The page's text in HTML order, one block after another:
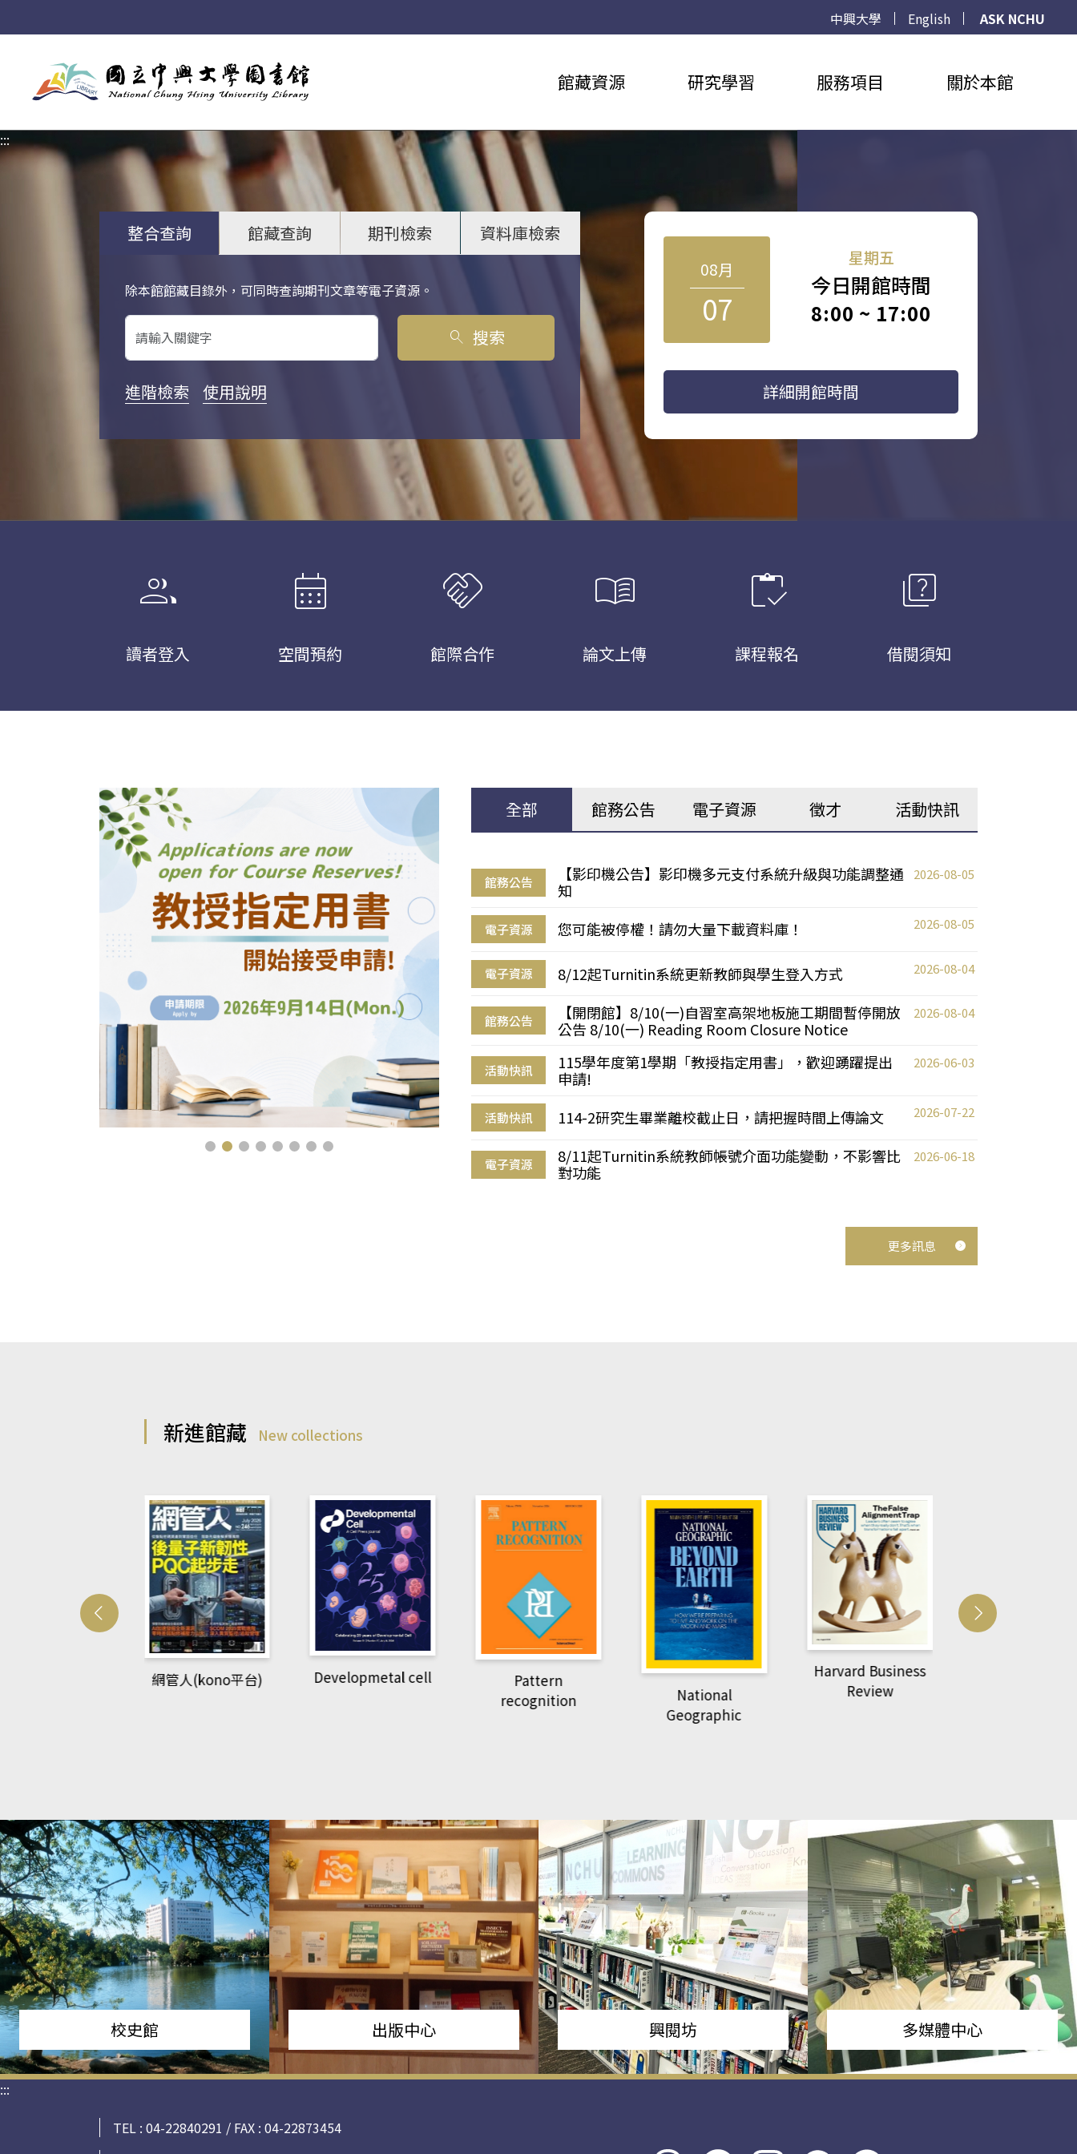
中興大學 English
ASK NCHU
館藏資源 研究學習 服務項目 關於本館
:::
整合查詢 館藏查詢 期刊檢索 資料庫檢索
除本館館藏目錄外，可同時查詢期刊文章等電子資源。
關鍵字搜尋
search 搜索
進階檢索 使用說明
08月
07
星期五
今日開館時間
8:00 ~ 17:00
詳細開館時間
group
讀者登入
calendar_month
空間預約
handshake
館際合作
menu_book
論文上傳
inventory
課程報名
quiz
借閱須知
全部 館務公告 電子資源 徵才 活動快訊
館務公告
【影印機公告】影印機多元支付系統升級與功能調整通
知
2026-08-05
電子資源 您可能被停權！請勿大量下載資料庫！ 2026-08-05
電子資源 8/12起Turnitin系統更新教師與學生登入方式 2026-08-04
館務公告
【開閉館】8/10(一)自習室高架地板施工期間暫停開放
公告 8/10(一) Reading Room Closure Notice
2026-08-04
活動快訊
115學年度第1學期「教授指定用書」，歡迎踴躍提出
申請!
2026-06-03
活動快訊 114-2研究生畢業離校截止日，請把握時間上傳論文 2026-07-22
電子資源
8/11起Turnitin系統教師帳號介面功能變動，不影響比
對功能
2026-06-18
更多訊息
新進館藏 New collections
網管人(kono平台) Developmetal cell
Pattern
recognition
National
Geographic
Harvard Business
Review
校史館 出版中心 興閱坊 多媒體中心
:::
TEL : 04-22840291 / FAX : 04-22873454